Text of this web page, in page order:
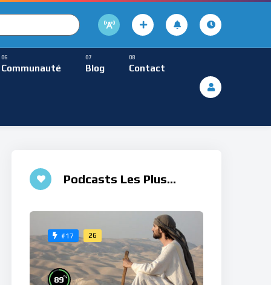
Lecture
Communauté Blog Contact
Méditative
Podcasts Les Plus
#17 26
89%